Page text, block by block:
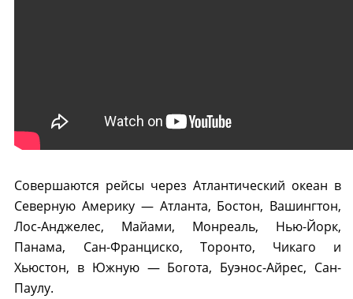
Совершаются рейсы через Атлантический океан в
Северную Америку — Атланта, Бостон, Вашингтон,
Лос-Анджелес, Майами, Монреаль, Нью-Йорк,
Панама, Сан-Франциско, Торонто, Чикаго и
Хьюстон, в Южную — Богота, Буэнос-Айрес, Сан-
Паулу.